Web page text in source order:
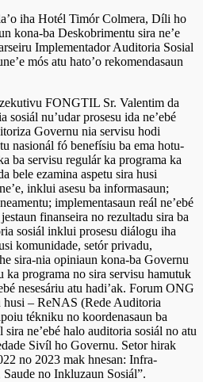
iha Hotél Timór Colmera, Díli ho
kona-ba Deskobrimentu sira ne’e
Implementador Auditoria Sosial
mós atu hato’o rekomendasaun
FONGTIL Sr. Valentim da
nu’udar prosesu ida ne’ebé
Governu nia servisu hodi
nasionál fó benefísiu ba ema hotu-
ba servisu regulár ka programa ka
bele ezamina aspetu sira husi
inklui asesu ba informasaun;
implementasaun reál ne’ebé
finanseira no rezultadu sira ba
sosiál inklui prosesu diálogu iha
komunidade, setór privadu,
sira-nia opiniaun kona-ba Governu
ka programa no sira servisu hamutuk
nesesáriu atu hadi’ak. Forum ONG
– ReNAS (Rede Auditoria
tékniku no koordenasaun ba
ne’ebé halo auditoria sosiál no atu
Sivíl ho Governu. Setor hirak
no 2023 mak hnesan: Infra-
no Inkluzaun Sosiál”.